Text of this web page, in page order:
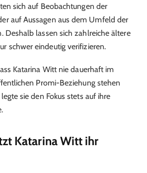
sich auf Beobachtungen der
auf Aussagen aus dem Umfeld der
Deshalb lassen sich zahlreiche ältere
schwer eindeutig verifizieren.
Katarina Witt nie dauerhaft im
Promi-Beziehung stehen
sie den Fokus stets auf ihre
Katarina Witt ihr